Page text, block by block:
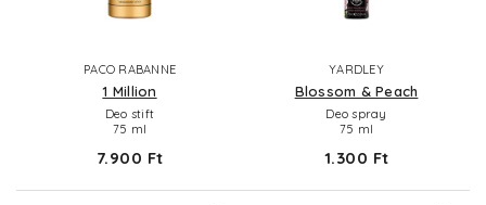
PACO RABANNE
1 Million
Deo stift
75 ml
7.900 Ft
YARDLEY
Blossom & Peach
Deo spray
75 ml
1.300 Ft